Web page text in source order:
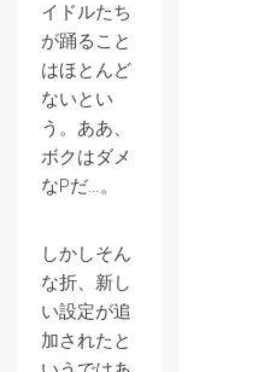
イドルたち
が踊ること
はほとんど
ないとい
う。ああ、
ボクはダメ
なPだ…。
しかしそん
な折、新し
い設定が追
加されたと